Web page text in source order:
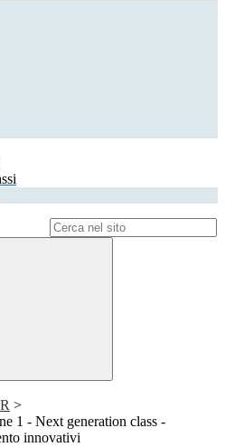
>
1 - Next generation class -
innovativi